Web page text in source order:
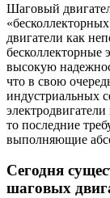
Шаговый
двигатели как
бесколлекторные
высокую
что в свою
индустриальных
то последние
выполняющие
Сегодня
шаговых